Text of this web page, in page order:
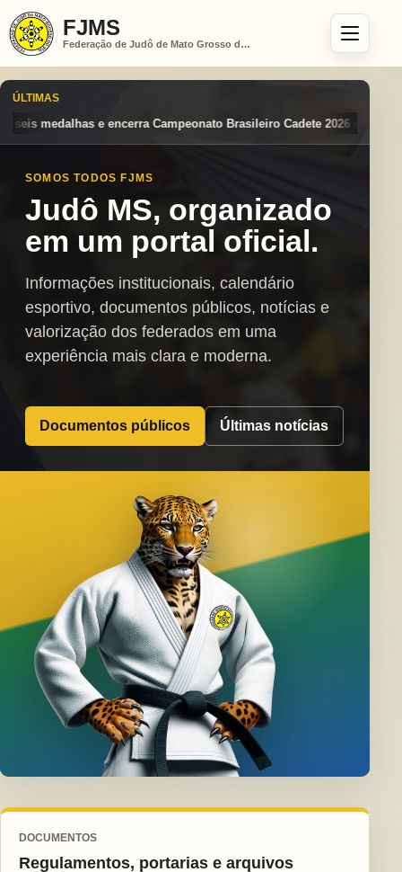
FJMS
Federação de Judô de Mato Grosso do Sul
ÚLTIMAS
Brasileiro Cadete 2026 entre os destaques nacionais
SOMOS TODOS FJMS
Judô MS, organizado
em um portal oficial.
Informações institucionais, calendário
esportivo, documentos públicos, notícias e
valorização dos federados em uma
experiência mais clara e moderna.
Documentos públicos Últimas notícias
DOCUMENTOS
Regulamentos, portarias e arquivos